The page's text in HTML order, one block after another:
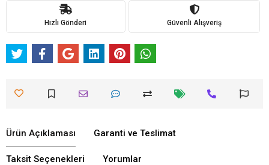
Hızlı Gönderi Güvenli Alışveriş
Ürün Açıklaması Garanti ve Teslimat
Taksit Seçenekleri Yorumlar